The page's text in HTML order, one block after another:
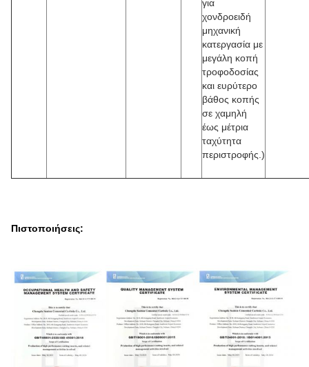
για
χονδροειδή
μηχανική
κατεργασία με
μεγάλη κοπή
τροφοδοσίας
και ευρύτερο
βάθος κοπής
σε χαμηλή
έως μέτρια
ταχύτητα
περιστροφής.)
Πιστοποιήσεις: